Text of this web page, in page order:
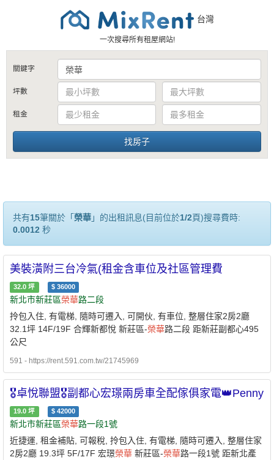
台灣
一次搜尋所有租屋網站!
關鍵字
坪數
租金
共有15筆關於「 榮華」的出租訊息(目前位於1/2頁)搜尋費時:
0.0012 秒
美裝潢附三台冷氣(租金含車位及社區管理費
32.0 坪 $ 36000
新北市新莊區榮華路二段
拎包入住, 有電梯, 隨時可遷入, 可開伙, 有車位, 整層住家2房2廳
32.1坪 14F/19F 合輝新都悅 新莊區-榮華路二段 距新莊副都心495
公尺
591 - https://rent.591.com.tw/21745969
🎖卓悅聯盟🎖副都心宏璟兩房車全配傢俱家電👑Penny
19.0 坪 $ 42000
新北市新莊區榮華路一段1號
近捷運, 租金補貼, 可報稅, 拎包入住, 有電梯, 隨時可遷入, 整層住家
2房2廳 19.3坪 5F/17F 宏璟榮華 新莊區-榮華路一段1號 距新北產